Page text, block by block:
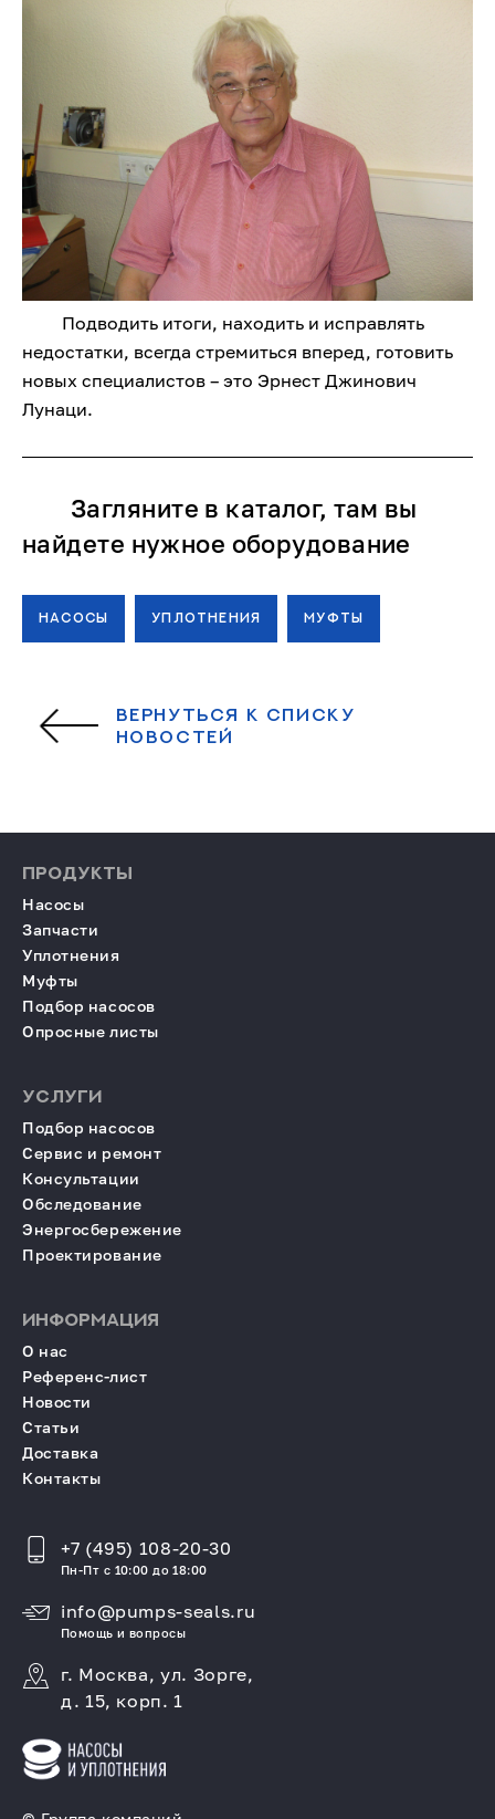
Подводить итоги, находить и исправлять
недостатки, всегда стремиться вперед, готовить
новых специалистов – это Эрнест Джинович
Лунаци.
Загляните в каталог, там вы
найдете нужное оборудование
НАСОСЫ УПЛОТНЕНИЯ МУФТЫ
ВЕРНУТЬСЯ К СПИСКУ
НОВОСТЕЙ
ПРОДУКТЫ
Насосы
Запчасти
Уплотнения
Муфты
Подбор насосов
Опросные листы
УСЛУГИ
Подбор насосов
Сервис и ремонт
Консультации
Обследование
Энергосбережение
Проектирование
ИНФОРМАЦИЯ
О нас
Референс-лист
Новости
Статьи
Доставка
Контакты
+7 (495) 108-20-30
Пн-Пт с 10:00 до 18:00
info@pumps-seals.ru
Помощь и вопросы
г. Москва, ул. Зорге,
д. 15, корп. 1